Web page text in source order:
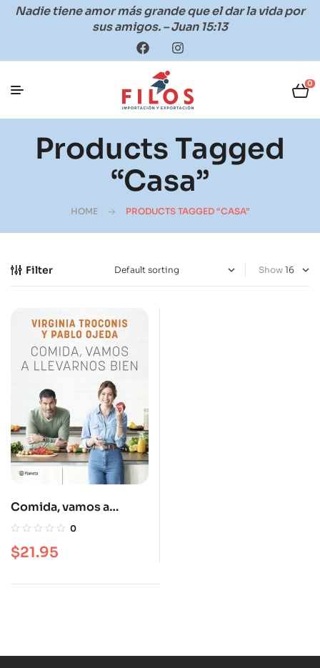
Nadie tiene amor más grande que el dar la vida por
sus amigos. – Juan 15:13
0
Products Tagged
“casa”
HOME PRODUCTS TAGGED “CASA”
Filter Show
Comida, vamos a
llevarnos bien
0
$21.95